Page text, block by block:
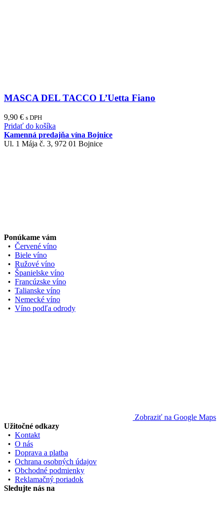
MASCA DEL TACCO L’Uetta Fiano
9,90 € s DPH
Pridať do košíka
Kamenná predajňa vína Bojnice
Ul. 1 Mája č. 3, 972 01 Bojnice
Ponúkame vám
• Červené víno
• Biele víno
• Ružové víno
• Španielske víno
• Francúzske víno
• Talianske víno
• Nemecké víno
• Víno podľa odrody
Zobraziť na Google Maps
Užitočné odkazy
• Kontakt
• O nás
• Doprava a platba
• Ochrana osobných údajov
• Obchodné podmienky
• Reklamačný poriadok
Sledujte nás na